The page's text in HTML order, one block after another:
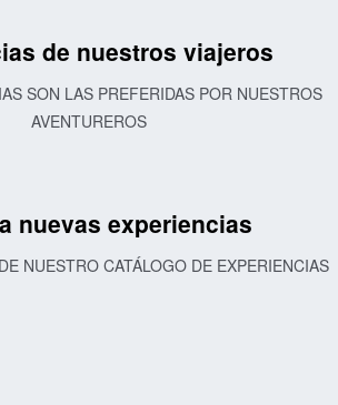
de nuestros viajeros
SON LAS PREFERIDAS POR NUESTROS
AVENTUREROS
nuevas experiencias
NUESTRO CATÁLOGO DE EXPERIENCIAS